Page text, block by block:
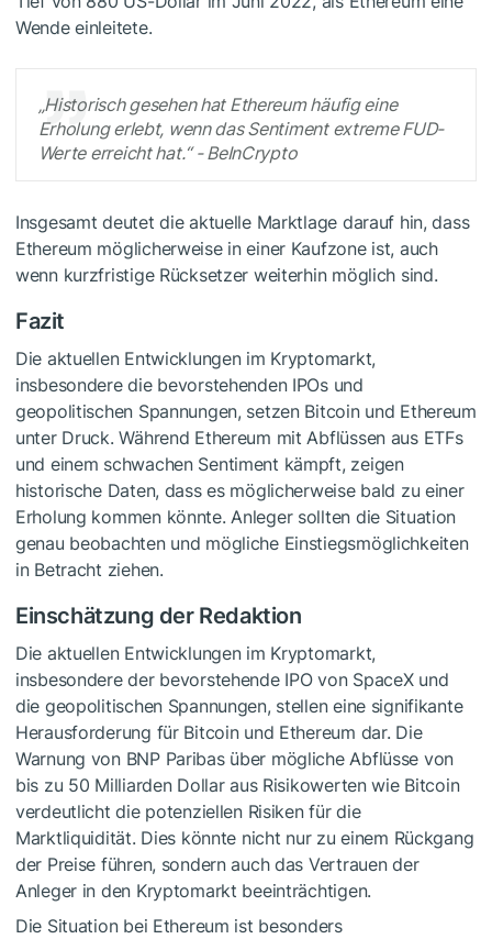
Wende einleitete.
„Historisch gesehen hat Ethereum häufig eine
Erholung erlebt, wenn das Sentiment extreme FUD-
Werte erreicht hat.“ - BeInCrypto
Insgesamt deutet die aktuelle Marktlage darauf hin, dass
Ethereum möglicherweise in einer Kaufzone ist, auch
wenn kurzfristige Rücksetzer weiterhin möglich sind.
Fazit
Die aktuellen Entwicklungen im Kryptomarkt,
insbesondere die bevorstehenden IPOs und
geopolitischen Spannungen, setzen Bitcoin und Ethereum
unter Druck. Während Ethereum mit Abflüssen aus ETFs
und einem schwachen Sentiment kämpft, zeigen
historische Daten, dass es möglicherweise bald zu einer
Erholung kommen könnte. Anleger sollten die Situation
genau beobachten und mögliche Einstiegsmöglichkeiten
in Betracht ziehen.
Einschätzung der Redaktion
Die aktuellen Entwicklungen im Kryptomarkt,
insbesondere der bevorstehende IPO von SpaceX und
die geopolitischen Spannungen, stellen eine signifikante
Herausforderung für Bitcoin und Ethereum dar. Die
Warnung von BNP Paribas über mögliche Abflüsse von
bis zu 50 Milliarden Dollar aus Risikowerten wie Bitcoin
verdeutlicht die potenziellen Risiken für die
Marktliquidität. Dies könnte nicht nur zu einem Rückgang
der Preise führen, sondern auch das Vertrauen der
Anleger in den Kryptomarkt beeinträchtigen.
Die Situation bei Ethereum ist besonders